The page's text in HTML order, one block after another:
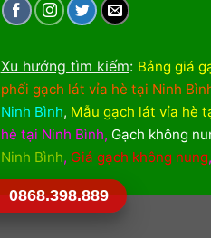
Xu hướng tìm kiếm: Bảng giá
phối gạch lát vỉa hè tại Ninh
Ninh Bình, Mẫu gạch lát vỉa hè
hè tại Ninh Bình, Gạch không
Ninh Bình, Giá gạch không nung,
0868.398.889